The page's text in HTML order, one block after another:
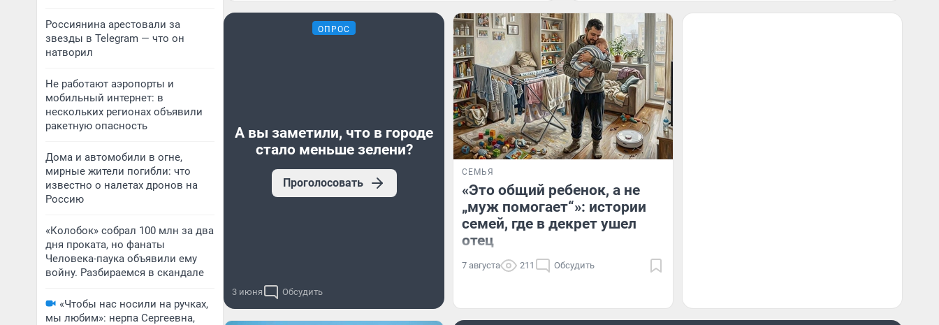
Россиянина арестовали за
звезды в Telegram — что он
натворил
Не работают аэропорты и
мобильный интернет: в
нескольких регионах объявили
ракетную опасность
Дома и автомобили в огне,
мирные жители погибли: что
известно о налетах дронов на
Россию
«Колобок» собрал 100 млн за два
дня проката, но фанаты
Человека-паука объявили ему
войну. Разбираемся в скандале
«Чтобы нас носили на ручках,
мы любим»: нерпа Сергеевна,
ОПРОС
А вы заметили, что в городе
стало меньше зелени?
Проголосовать
3 июня Обсудить
СЕМЬЯ
«Это общий ребенок, а не
„муж помогает“»: истории
семей, где в декрет ушел
отец
7 августа 211 Обсудить